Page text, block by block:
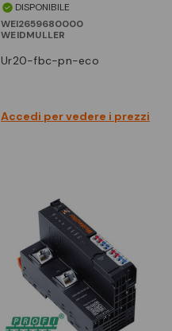
DISPONIBILE
WEI2659680000
WEIDMULLER
ur20-fbc-pn-eco
Accedi per vedere i prezzi